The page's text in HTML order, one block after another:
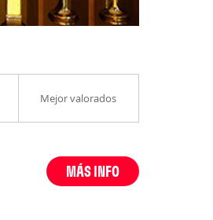
Mejor valorados
MÁS INFO